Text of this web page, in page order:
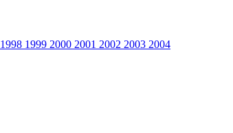
1998 1999 2000 2001 2002 2003 2004